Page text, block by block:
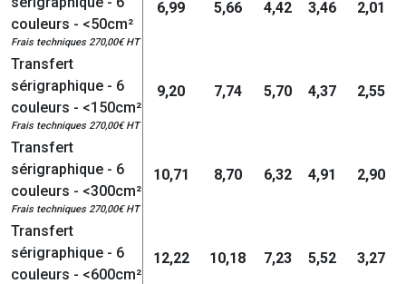
couleurs - <50cm²
Frais techniques 270,00€ HT
6,99 5,66 4,42 3,46 2,01
Transfert
sérigraphique - 6
couleurs - <150cm²
Frais techniques 270,00€ HT
9,20 7,74 5,70 4,37 2,55
Transfert
sérigraphique - 6
couleurs - <300cm²
Frais techniques 270,00€ HT
10,71 8,70 6,32 4,91 2,90
Transfert
sérigraphique - 6
couleurs - <600cm²
12,22 10,18 7,23 5,52 3,27